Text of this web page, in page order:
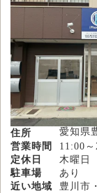
住所
愛知県
営業時間
11:00
定休日
木曜日
駐車場
あり
近い地域
豊川市